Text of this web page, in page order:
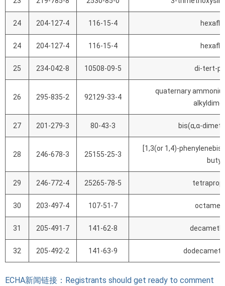
24 204-127-4 116-15-4
24 204-127-4 116-15-4
25 234-042-8 10508-09-5 di-tert-
26 295-835-2 92129-33-4
quaternary
27 201-279-3 80-43-3 bis(α,α-
28 246-678-3 25155-25-3
[1,3(or 1,4)-
29 246-772-4 25265-78-5
30 203-497-4 107-51-7
31 205-491-7 141-62-8
32 205-492-2 141-63-9
ECHA新闻链接： Registrants should get ready to comment